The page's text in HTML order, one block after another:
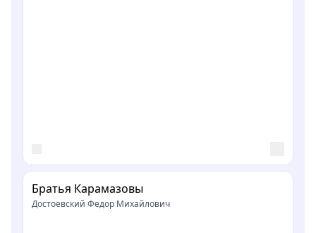
Братья Карамазовы
Достоевский Федор Михайлович